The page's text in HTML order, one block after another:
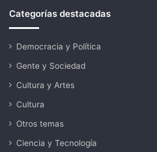
Categorías destacadas
Democracia y Política
Gente y Sociedad
Cultura y Artes
Cultura
Otros temas
Ciencia y Tecnología